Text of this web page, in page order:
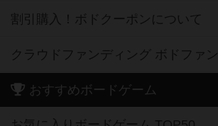
割引購入！ボドクーポンについて
クラウドファンディング ボドファン
おすすめボードゲーム